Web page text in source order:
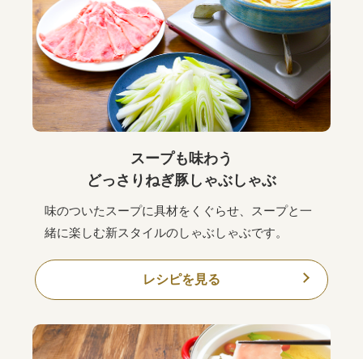
スープも味わう
どっさりねぎ豚しゃぶしゃぶ
味のついたスープに具材をくぐらせ、スープと一
緒に楽しむ新スタイルのしゃぶしゃぶです。
レシピを見る